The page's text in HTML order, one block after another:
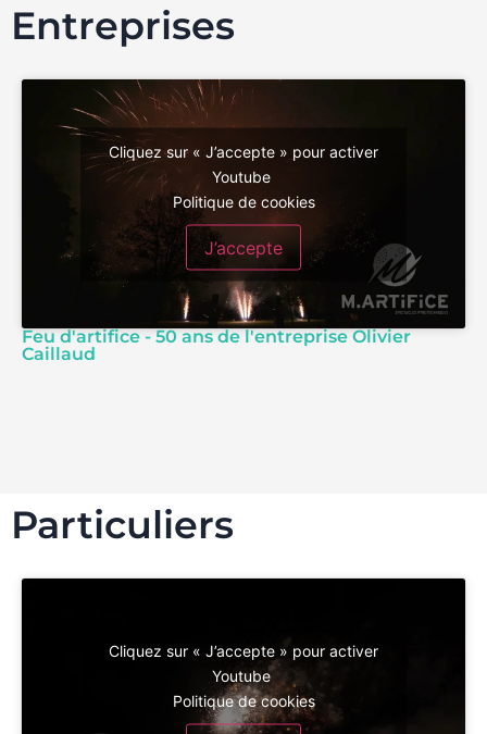
Entreprises
Cliquez sur « J’accepte » pour activer
Youtube
Politique de cookies
J’accepte
Feu d'artifice - 50 ans de l'entreprise Olivier
Caillaud
Particuliers
Cliquez sur « J’accepte » pour activer
Youtube
Politique de cookies